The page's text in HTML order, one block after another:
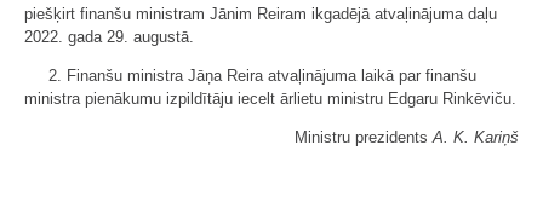
piešķirt finanšu ministram Jānim Reiram ikgadējā atvaļinājuma daļu
2022. gada 29. augustā.
2. Finanšu ministra Jāņa Reira atvaļinājuma laikā par finanšu
ministra pienākumu izpildītāju iecelt ārlietu ministru Edgaru Rinkēviču.
Ministru prezidentsA. K. Kariņš